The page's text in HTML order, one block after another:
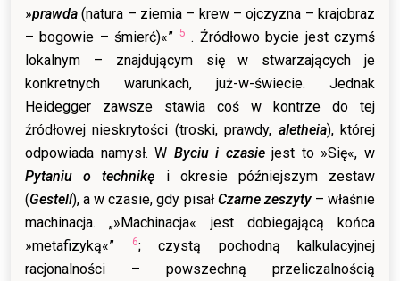
»prawda (natura – ziemia – krew – ojczyzna – krajobraz
– bogowie – śmierć)«” 5 . Źródłowo bycie jest czymś
lokalnym – znajdującym się w stwarzających je
konkretnych warunkach, już-w-świecie. Jednak
Heidegger zawsze stawia coś w kontrze do tej
źródłowej nieskrytości (troski, prawdy, aletheia), której
odpowiada namysł. W Byciu i czasiejest to »Się«, w
Pytaniu o technikę i okresie późniejszym zestaw
(Gestell), a w czasie, gdy pisał Czarne zeszyty – właśnie
machinacja. „»Machinacja« jest dobiegającą końca
»metafizyką«”
6; czystą pochodną kalkulacyjnej
racjonalności – powszechną przeliczalnością